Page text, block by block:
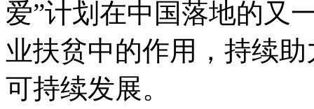
爱”计划在中国落地的又
业扶贫中的作用，持续
可持续发展。